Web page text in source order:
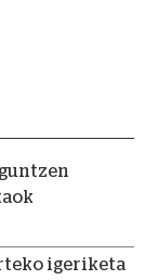
igeriketa